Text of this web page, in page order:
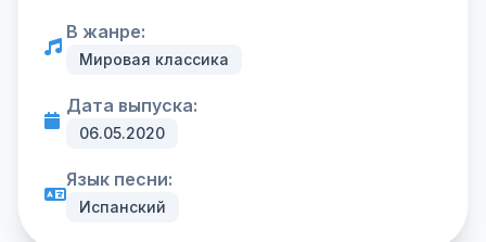
В жанре:
Мировая классика
Дата выпуска:
06.05.2020
Язык песни:
Испанский